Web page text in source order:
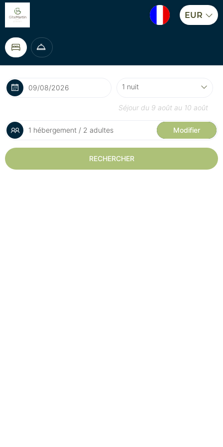
EUR
Séjour du 9 août au 10 août
1 hébergement / 2 adultes Modifier